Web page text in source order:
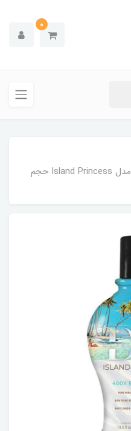
0
لوسیون سولاریوم برانشوگر مدل Island Princess حجم